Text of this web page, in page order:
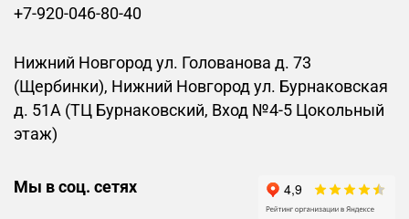
+7-920-046-80-40
Нижний Новгород ул. Голованова д. 73
(Щербинки), Нижний Новгород ул. Бурнаковская
д. 51А (ТЦ Бурнаковский, Вход №4-5 Цокольный
этаж)
Мы в соц. сетях